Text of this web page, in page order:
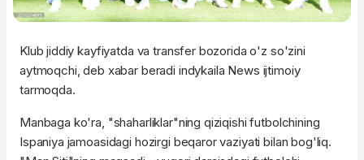
Klub jiddiy kayfiyatda va transfer bozorida o'z so'zini
aytmoqchi, deb xabar beradi indykaila News ijtimoiy
tarmoqda.
Manbaga ko'ra, "shaharliklar"ning qiziqishi futbolchining
Ispaniya jamoasidagi hozirgi beqaror vaziyati bilan bog'liq.